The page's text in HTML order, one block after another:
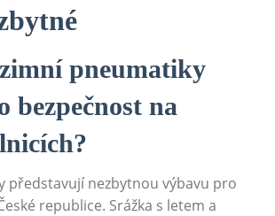
pneumatiky
bezpečnost na⁣
představují nezbytnou výbavu⁣ pro
republice. Srážka s letem⁤ a